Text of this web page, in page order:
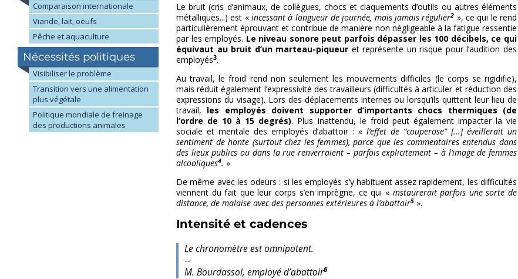
Comparaison internationale
Viande, lait, oeufs
Pêche et aquaculture
Nécessités politiques
Visibiliser le problème
Transition vers une alimentation
plus végétale
Politique mondiale de freinage
des productions animales
Le bruit (cris d’animaux, de collègues, chocs et claquements d’outils ou autres éléments
métalliques...) est « incessant à longueur de journée, mais jamais régulier2 », ce qui le rend
particulièrement éprouvant et contribue de manière non négligeable à la fatigue ressentie
par les employés. Le niveau sonore peut parfois dépasser les 100 décibels, ce qui
équivaut au bruit d’un marteau-piqueur et représente un risque pour l’audition des
employés3.
Au travail, le froid rend non seulement les mouvements difficiles (le corps se rigidifie),
mais réduit également l’expressivité des travailleurs (difficultés à articuler et réduction des
expressions du visage). Lors des déplacements internes ou lorsqu’ils quittent leur lieu de
travail, les employés doivent supporter d’importants chocs thermiques (de
l’ordre de 10 à 15 degrés). Plus inattendu, le froid peut également impacter la vie
sociale et mentale des employés d’abattoir : « l’effet de “couperose” [...] éveillerait un
sentiment de honte (surtout chez les femmes), parce que les commentaires entendus dans
des lieux publics ou dans la rue renverraient – parfois explicitement – à l’image de femmes
alcooliques4. »
De même avec les odeurs : si les employés s’y habituent assez rapidement, les difficultés
viennent du fait que leur corps s’en imprègne, ce qui « instaurerait parfois une sorte de
distance, de malaise avec des personnes extérieures à l’abattoir5 ».
Intensité et cadences
Le chronomètre est omnipotent.
--
M. Bourdassol, employé d’abattoir6